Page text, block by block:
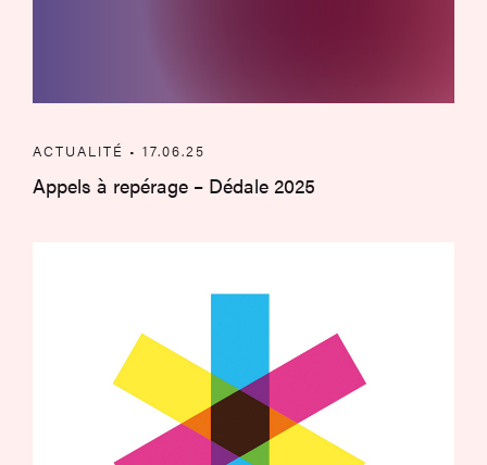
ACTUALITÉ • 17.06.25
Appels à repérage – Dédale 2025